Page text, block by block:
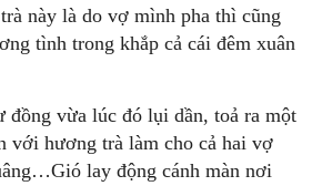
này là do vợ mình pha thì cũng
tình trong khắp cả cái đêm xuân
đồng vừa lúc đó lụi dần, toả ra một
với hương trà làm cho cả hai vợ
lay động cánh màn nơi